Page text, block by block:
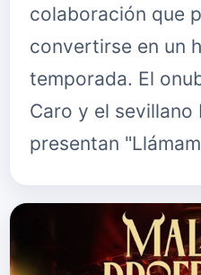
colaboración que
convertirse en un
temporada. El
Caro y el sevillano
presentan